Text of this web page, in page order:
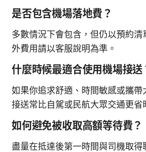
是否包含機場落地費？
多數情況下會包含，但仍以預約清
外費用請以客服說明為準。
什麼時候最適合使用機場接送
如果你追求舒適、時間敏感或攜帶
接送常比自駕或民航大眾交通更省
如何避免被收取高額等待費？
盡量在抵達後第一時間與司機取得